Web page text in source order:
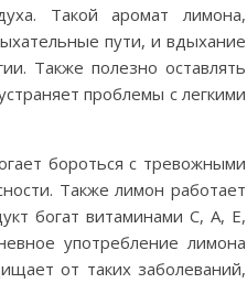
Такой аромат лимона,
пути, и вдыхание
Также полезно оставлять
проблемы с легкими
бороться с тревожными
Также лимон работает
богат витаминами С, А, Е,
употребление лимона
от таких заболеваний,